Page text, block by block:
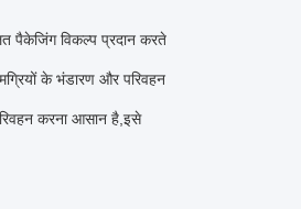
पैकेजिंग विकल्प प्रदान करते
के भंडारण और परिवहन
करना आसान है,इसे